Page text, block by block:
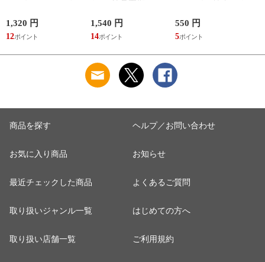
1,320 円
12
1,540 円
14
550 円
5
商品を探す
お気に入り商品
最近チェックした商品
取り扱いジャンル一覧
取り扱い店舗一覧
ヘルプ／お問い合わせ
お知らせ
よくあるご質問
はじめての方へ
ご利用規約